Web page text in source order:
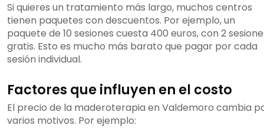
Si quieres un tratamiento más largo, muchos centros
tienen paquetes con descuentos. Por ejemplo, un
paquete de 10 sesiones cuesta 400 euros, con 2
gratis. Esto es mucho más barato que pagar por cada
sesión individual.
Factores que influyen en el costo
El precio de la maderoterapia en Valdemoro cambia
varios motivos. Por ejemplo: